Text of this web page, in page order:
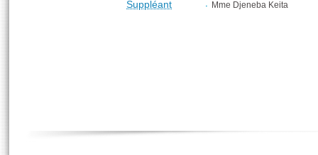
Suppléant Mme Djeneba Keita